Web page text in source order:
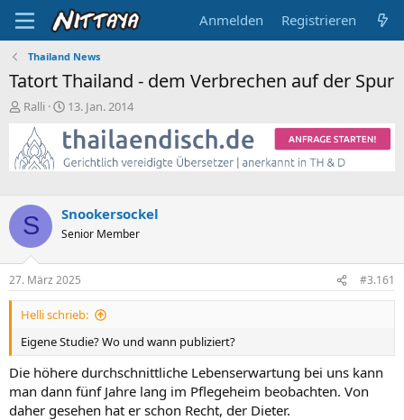
Anmelden Registrieren
Thailand News
Tatort Thailand - dem Verbrechen auf der Spur
E
s
t
e
l
e
r
Ralli
E
s
t
e
t
a
13. Jan. 2014
S Snookersockel
Senior Member
27. März 2025 #3.161
Helli schrieb:
Eigene Studie? Wo und wann publiziert?
Die höhere durchschnittliche Lebenserwartung bei uns kann
man dann fünf Jahre lang im Pflegeheim beobachten. Von
daher gesehen hat er schon Recht, der Dieter.